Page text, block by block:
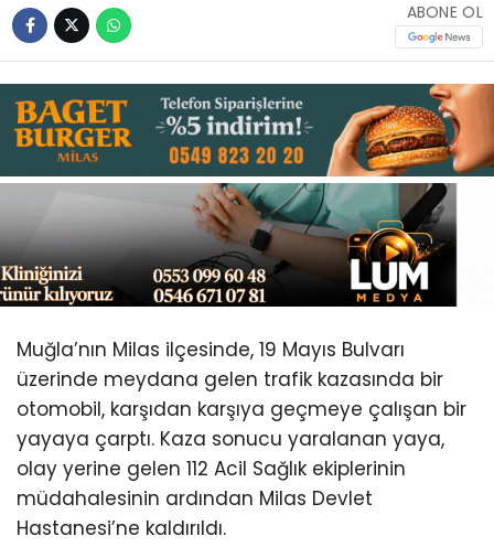
Youtube
ABONE OL
Muğla’nın Milas ilçesinde, 19 Mayıs Bulvarı
üzerinde meydana gelen trafik kazasında bir
otomobil, karşıdan karşıya geçmeye çalışan bir
yayaya çarptı. Kaza sonucu yaralanan yaya,
olay yerine gelen 112 Acil Sağlık ekiplerinin
müdahalesinin ardından Milas Devlet
Hastanesi’ne kaldırıldı.